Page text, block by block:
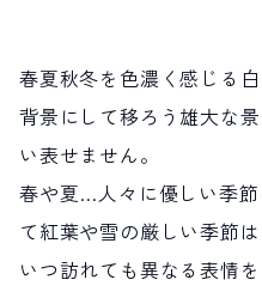
HOT SPRING
温泉
SPOTS
スポット紹介
春夏秋冬を色濃く感じる
背景にして移ろう雄大な
い表せません。
春や夏…人々に優しい季
て紅葉や雪の厳しい季節
いつ訪れても異なる表情